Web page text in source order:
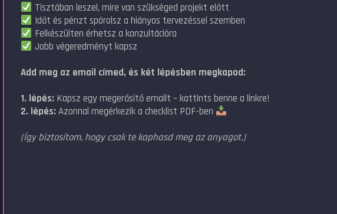
Tisztában leszel, mire van szükséged projekt előtt
Időt és pénzt spórolsz a hiányos tervezéssel szemben
Felkészülten érhetsz a konzultációra
Jobb végeredményt kapsz
Add meg az email címed, és két lépésben megkapod:
1. lépés: Kapsz egy megerősítő emailt – kattints benne a linkre!
2. lépés: Azonnal megérkezik a checklist PDF-ben
(Így biztosítom, hogy csak te kaphasd meg az anyagot.)